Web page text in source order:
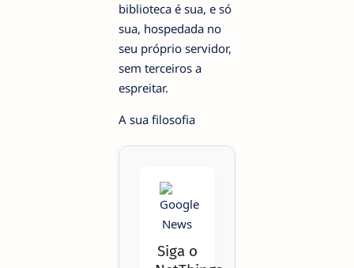
biblioteca é sua, e só
sua, hospedada no
seu próprio servidor,
sem terceiros a
espreitar.
A sua filosofia
Siga o